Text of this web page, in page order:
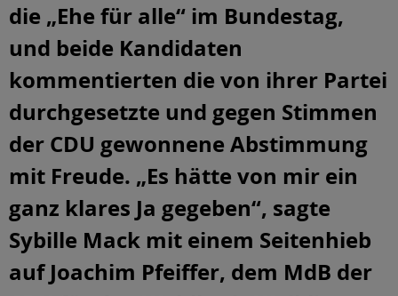
die „Ehe für alle“ im Bundestag,
und beide Kandidaten
kommentierten die von ihrer Partei
durchgesetzte und gegen Stimmen
der CDU gewonnene Abstimmung
mit Freude. „Es hätte von mir ein
ganz klares Ja gegeben“, sagte
Sybille Mack mit einem Seitenhieb
auf Joachim Pfeiffer, dem MdB der